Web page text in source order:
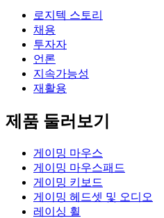
로지텍 스토리
채용
투자자
언론
지속가능성
재활용
제품 둘러보기
게이밍 마우스
게이밍 마우스패드
게이밍 키보드
게이밍 헤드셋 및 오디오
레이싱 휠